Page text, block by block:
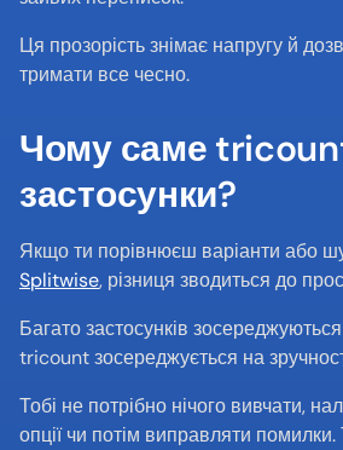
Ця прозорість знімає напругу й
тримати все чесно.
Чому саме
застосунки?
Якщо ти порівнюєш варіанти або
Splitwise, різниця зводиться до
Багато застосунків
tricount зосереджується на
Тобі не потрібно нічого вивчати,
опції чи потім виправляти